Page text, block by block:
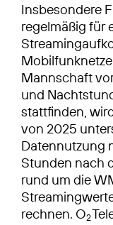
Insbesondere
regelmäßig für
Mannschaft
und
stattfinden,
von 2025
Datennutzung
Stunden nach
rund um die
rechnen. O2